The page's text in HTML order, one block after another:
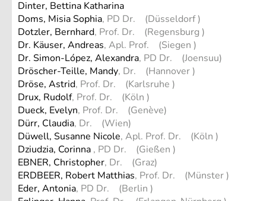
Dinter, Bettina Katharina
Doms, Misia Sophia, PD Dr. (Düsseldorf )
Dotzler, Bernhard, Prof. Dr. (Regensburg )
Dr. Käuser, Andreas, Apl. Prof. (Siegen )
Dr. Simon-López, Alexandra, PD Dr. (Joensuu)
Dröscher-Teille, Mandy, Dr. (Hannover )
Dröse, Astrid, Prof. Dr. (Karlsruhe )
Drux, Rudolf, Prof. Dr. (Köln )
Dueck, Evelyn, Prof. Dr. (Genève)
Dürr, Claudia, Dr. (Wien)
Düwell, Susanne Nicole, Apl. Prof. Dr. (Köln )
Dziudzia, Corinna , PD Dr. (Gießen )
EBNER, Christopher, Dr. (Graz)
ERDBEER, Robert Matthias, Prof. Dr. (Münster )
Eder, Antonia, PD Dr. (Berlin )